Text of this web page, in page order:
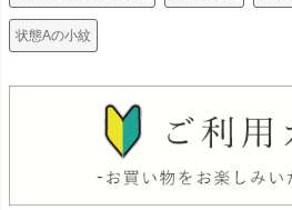
状態Aの小紋